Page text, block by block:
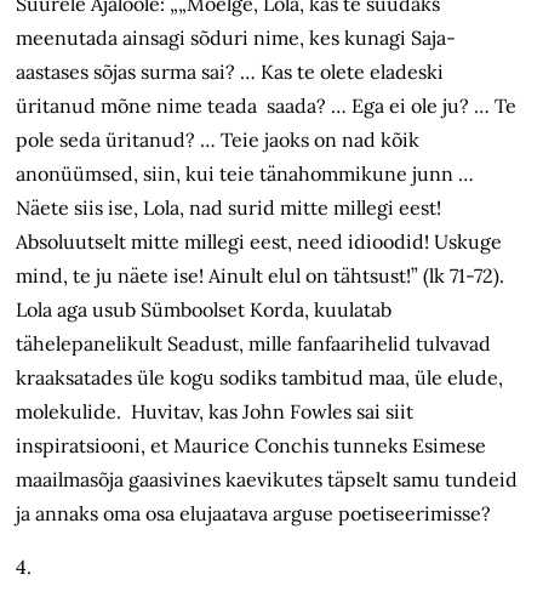
meenutada ainsagi sõduri nime, kes kunagi Saja-
aastases sõjas surma sai? … Kas te olete eladeski
üritanud mõne nime teada saada? … Ega ei ole ju? … Te
pole seda üritanud? … Teie jaoks on nad kõik
anonüümsed, siin, kui teie tänahommikune junn …
Näete siis ise, Lola, nad surid mitte millegi eest!
Absoluutselt mitte millegi eest, need idioodid! Uskuge
mind, te ju näete ise! Ainult elul on tähtsust!” (lk 71-72).
Lola aga usub Sümboolset Korda, kuulatab
tähelepanelikult Seadust, mille fanfaarihelid tulvavad
kraaksatades üle kogu sodiks tambitud maa, üle elude,
molekulide. Huvitav, kas John Fowles sai siit
inspiratsiooni, et Maurice Conchis tunneks Esimese
maailmasõja gaasivines kaevikutes täpselt samu tundeid
ja annaks oma osa elujaatava arguse poetiseerimisse?
4.